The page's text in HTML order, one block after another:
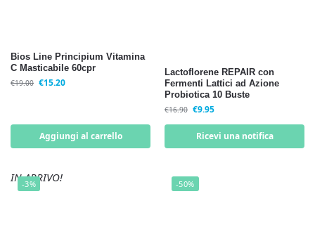
Bios Line Principium Vitamina
C Masticabile 60cpr
€19.00 €15.20
Aggiungi al carrello
Lactoflorene REPAIR con
Fermenti Lattici ad Azione
Probiotica 10 Buste
€16.90 €9.95
Ricevi una notifica
-3%
IN ARRIVO! -50%